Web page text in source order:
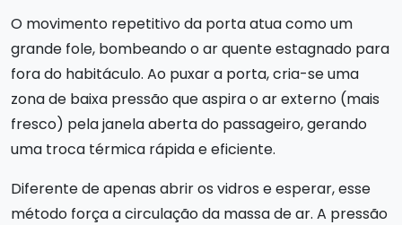
O movimento repetitivo da porta atua como um
grande fole, bombeando o ar quente estagnado para
fora do habitáculo. Ao puxar a porta, cria-se uma
zona de baixa pressão que aspira o ar externo (mais
fresco) pela janela aberta do passageiro, gerando
uma troca térmica rápida e eficiente.
Diferente de apenas abrir os vidros e esperar, esse
método força a circulação da massa de ar. A pressão